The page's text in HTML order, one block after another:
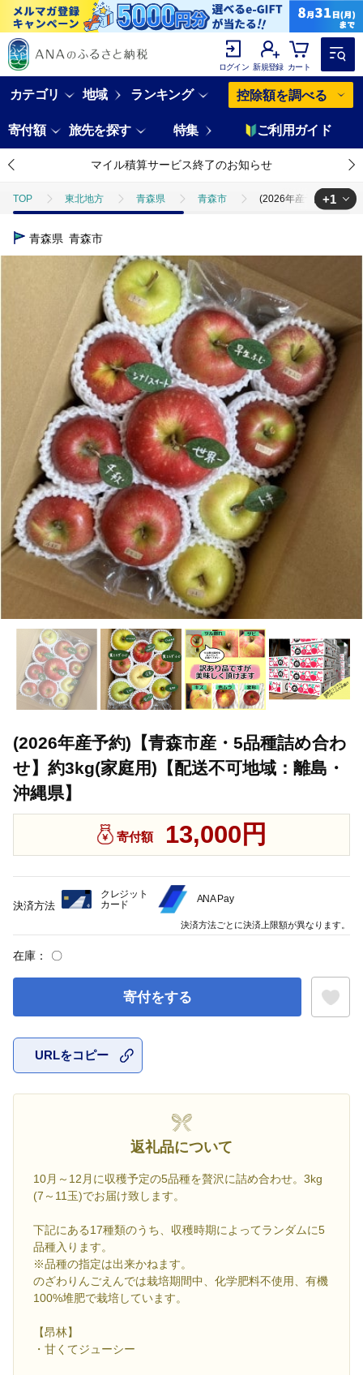
ログイン 新規登録 カート
カテゴリ 地域 ランキング 控除額を調べる
寄付額 旅先を探す 特集 ご利用ガイド
マイル積算サービス終了のお知らせ
TOP 東北地方 青森県 青森市 (2026年産予約)【青森
TOP
+1
青森県 青森市
(2026年産予約)【青森市産・5品種詰め合わ
せ】約3kg(家庭用)【配送不可地域：離島・
沖縄県】
寄付額 13,000円
在庫： 〇
寄付をする
URLをコピー
返礼品について
10月～12月に収穫予定の5品種を贅沢に詰め合わせ。3kg
(7～11玉)でお届け致します。
下記にある17種類のうち、収穫時期によってランダムに5
品種入ります。
※品種の指定は出来かねます。
のざわりんごえんでは栽培期間中、化学肥料不使用、有機
100%堆肥で栽培しています。
【昂林】
・甘くてジューシー
決済方法
クレジット
カード
ANA Pay
決済方法ごとに決済上限額が異なります。